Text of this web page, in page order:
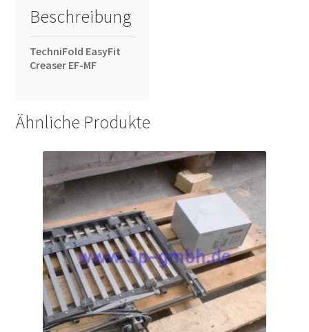
Beschreibung
TechniFold EasyFit
Creaser EF-MF
Ähnliche Produkte